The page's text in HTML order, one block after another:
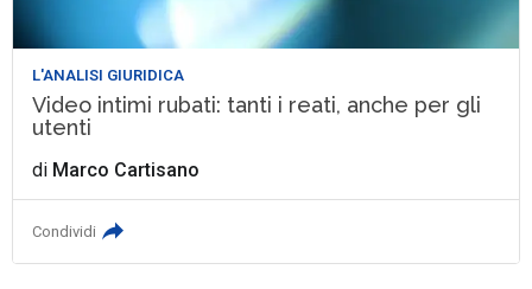
L'ANALISI GIURIDICA
Video intimi rubati: tanti i reati, anche per gli
utenti
di Marco Cartisano
Condividi